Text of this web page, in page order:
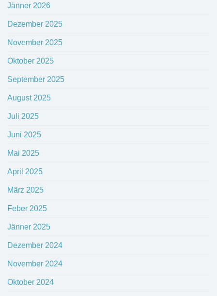
Jänner 2026
Dezember 2025
November 2025
Oktober 2025
September 2025
August 2025
Juli 2025
Juni 2025
Mai 2025
April 2025
März 2025
Feber 2025
Jänner 2025
Dezember 2024
November 2024
Oktober 2024